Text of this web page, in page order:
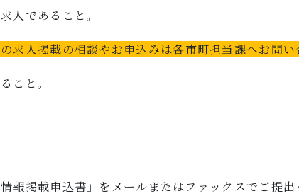
人であること。
求人掲載の相談やお申込みは各市町担当課へお問い
こと。
報掲載申込書」をメールまたはファックスでご提出